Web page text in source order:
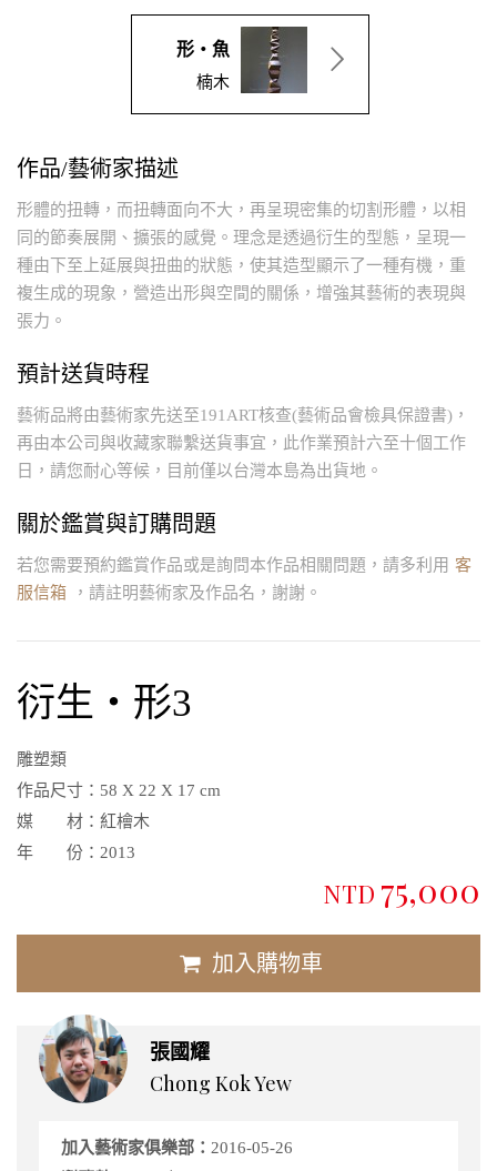
形‧魚
楠木
作品/藝術家描述
形體的扭轉，而扭轉面向不大，再呈現密集的切割形體，以相
同的節奏展開、擴張的感覺。理念是透過衍生的型態，呈現一
種由下至上延展與扭曲的狀態，使其造型顯示了一種有機，重
複生成的現象，營造出形與空間的關係，增強其藝術的表現與
張力。
預計送貨時程
藝術品將由藝術家先送至191ART核查(藝術品會檢具保證書)，
再由本公司與收藏家聯繫送貨事宜，此作業預計六至十個工作
日，請您耐心等候，目前僅以台灣本島為出貨地。
關於鑑賞與訂購問題
若您需要預約鑑賞作品或是詢問本作品相關問題，請多利用 客
服信箱
，請註明藝術家及作品名，謝謝。
衍生‧形3
雕塑類
作品尺寸： 58 X 22 X 17 cm
媒 材： 紅檜木
年 份： 2013
NTD 75,000
加入購物車
張國耀
Chong Kok Yew
加入藝術家俱樂部： 2016-05-26